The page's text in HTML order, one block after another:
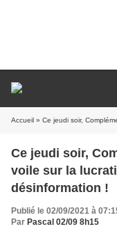
Accueil » Ce jeudi soir, Complément
Ce jeudi soir,
voile sur la
désinformation !
Publié le 02/09/2021 à
Par Pascal 02/09 8h15